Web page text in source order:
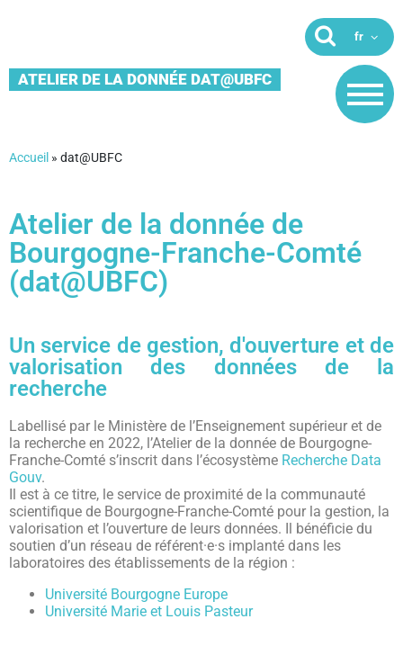
ATELIER DE LA DONNÉE DAT@UBFC
Accueil » dat@UBFC
Atelier de la donnée de
Bourgogne-Franche-Comté
(dat@UBFC)
Un service de gestion, d'ouverture et de
valorisation des données de la
recherche
Labellisé par le Ministère de l’Enseignement supérieur et de
la recherche en 2022, l’Atelier de la donnée de Bourgogne-
Franche-Comté s’inscrit dans l’écosystème Recherche Data
Gouv.
Il est à ce titre, le service de proximité de la communauté
scientifique de Bourgogne-Franche-Comté pour la gestion, la
valorisation et l’ouverture de leurs données. Il bénéficie du
soutien d’un réseau de référent·e·s implanté dans les
laboratoires des établissements de la région :
Université Bourgogne Europe
Université Marie et Louis Pasteur